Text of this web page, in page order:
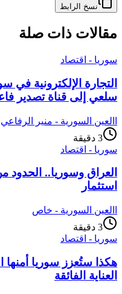
نسخ الرابط
مقالات ذات صلة
سوريا - اقتصاد
التجارة الإلكترونية
سلعي إلى قناة تصدير
العين السورية - منير الرفاعي
3 دقيقة
سوريا - اقتصاد
العراق وسوريا..
استثمار
العين السورية - خاص
3 دقيقة
سوريا - اقتصاد
هكذا ستُعزز سوريا أمنها
العناية الفائقة